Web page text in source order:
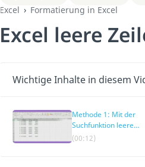
Excel
Formatierung in Excel
Excel leere
Wichtige Inhalte in diesem
Methode 1: Mit der
Suchfunktion leere
Zeilen löschen
(00:12)